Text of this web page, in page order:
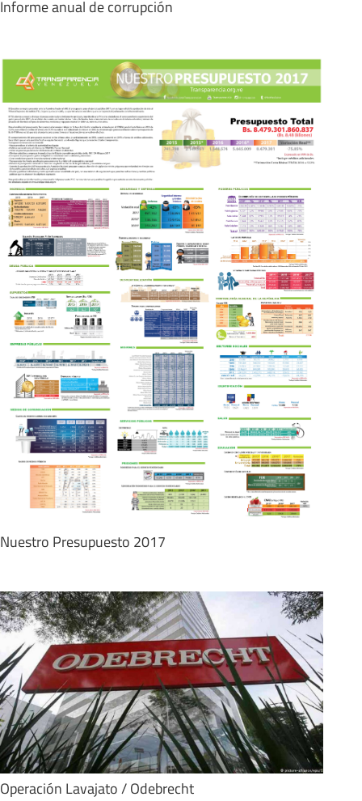
Informe anual de corrupción
Nuestro Presupuesto 2017
Operación Lavajato / Odebrecht